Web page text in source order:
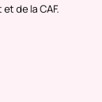
de la CAF.